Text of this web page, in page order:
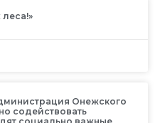
Онежского
содействовать